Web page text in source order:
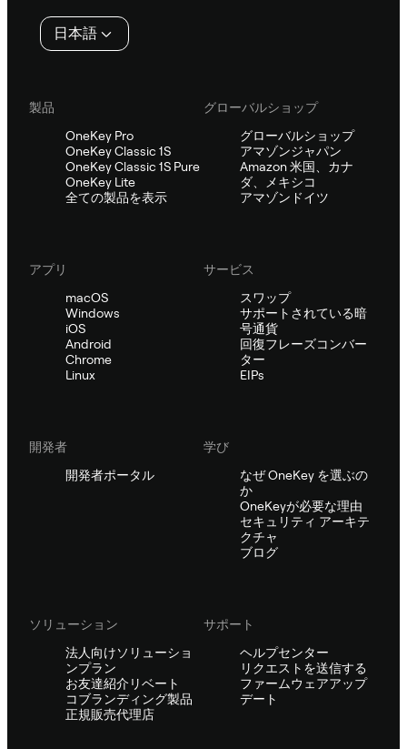
日本語
製品
OneKey Pro
OneKey Classic 1S
OneKey Classic 1S Pure
OneKey Lite
全ての製品を表示
グローバルショップ
グローバルショップ
アマゾンジャパン
Amazon 米国、カナ
ダ、メキシコ
アマゾンドイツ
アプリ
macOS
Windows
iOS
Android
Chrome
Linux
サービス
スワップ
サポートされている暗
号通貨
回復フレーズコンバー
ター
EIPs
開発者
開発者ポータル
学び
なぜ OneKey を選ぶの
か
OneKeyが必要な理由
セキュリティ アーキテ
クチャ
ブログ
ソリューション
法人向けソリューショ
ンプラン
お友達紹介リベート
コブランディング製品
正規販売代理店
サポート
ヘルプセンター
リクエストを送信する
ファームウェアアップ
デート